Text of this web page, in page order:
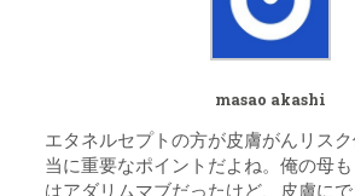
masao akashi
エタネルセプトの方が皮膚がんリス
当に重要なポイントだよね。俺の母
はアダリムマブだったけど、皮膚に